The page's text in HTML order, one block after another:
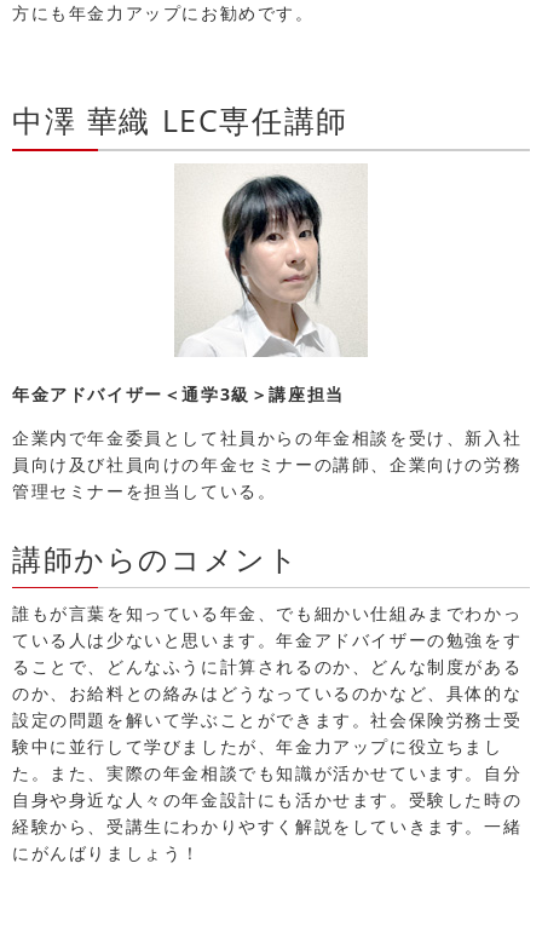
方にも年金力アップにお勧めです。
中澤 華織 LEC専任講師
年金アドバイザー＜通学3級＞講座担当
企業内で年金委員として社員からの年金相談を受け、新入社
員向け及び社員向けの年金セミナーの講師、企業向けの労務
管理セミナーを担当している。
講師からのコメント
誰もが言葉を知っている年金、でも細かい仕組みまでわかっ
ている人は少ないと思います。年金アドバイザーの勉強をす
ることで、どんなふうに計算されるのか、どんな制度がある
のか、お給料との絡みはどうなっているのかなど、具体的な
設定の問題を解いて学ぶことができます。社会保険労務士受
験中に並行して学びましたが、年金力アップに役立ちまし
た。また、実際の年金相談でも知識が活かせています。自分
自身や身近な人々の年金設計にも活かせます。受験した時の
経験から、受講生にわかりやすく解説をしていきます。一緒
にがんばりましょう！